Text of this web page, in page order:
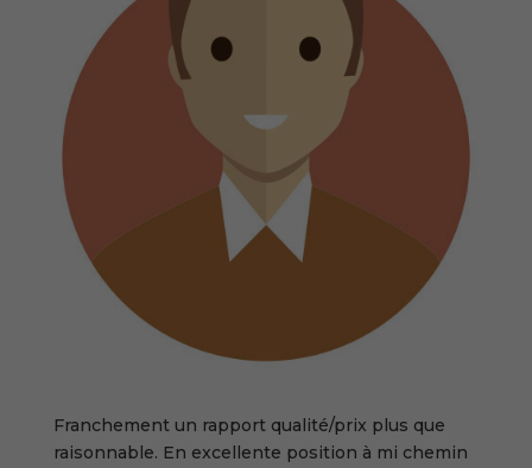
Franchement un rapport qualité/prix plus que
raisonnable. En excellente position à mi chemin